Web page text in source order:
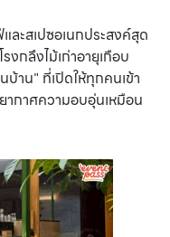
ละสเปซอเนกประสงค์สุด
กลึงไม้เก่าอายุเกือบ
บ้าน" ที่เปิดให้ทุกคนเข้า
กาศความอบอุ่นเหมือน